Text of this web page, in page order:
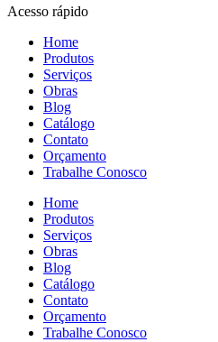
Acesso rápido
Home
Produtos
Serviços
Obras
Blog
Catálogo
Contato
Orçamento
Trabalhe Conosco
Home
Produtos
Serviços
Obras
Blog
Catálogo
Contato
Orçamento
Trabalhe Conosco